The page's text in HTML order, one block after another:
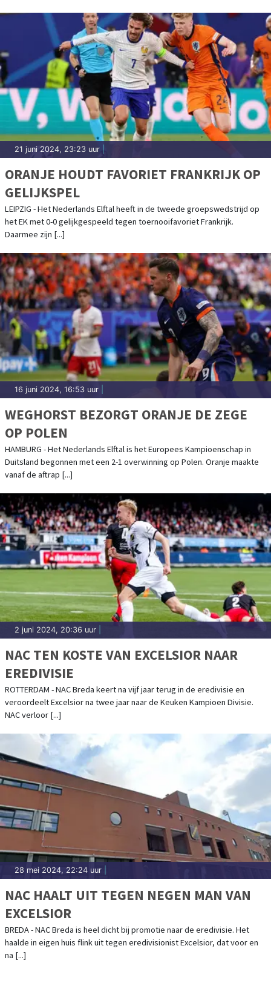
21 juni 2024, 23:23 uur
ORANJE HOUDT FAVORIET FRANKRIJK OP
GELIJKSPEL
LEIPZIG - Het Nederlands Elftal heeft in de tweede groepswedstrijd op
het EK met 0-0 gelijkgespeeld tegen toernooifavoriet Frankrijk.
Daarmee zijn [...]
16 juni 2024, 16:53 uur
WEGHORST BEZORGT ORANJE DE ZEGE
OP POLEN
HAMBURG - Het Nederlands Elftal is het Europees Kampioenschap in
Duitsland begonnen met een 2-1 overwinning op Polen. Oranje maakte
vanaf de aftrap [...]
2 juni 2024, 20:36 uur
NAC TEN KOSTE VAN EXCELSIOR NAAR
EREDIVISIE
ROTTERDAM - NAC Breda keert na vijf jaar terug in de eredivisie en
veroordeelt Excelsior na twee jaar naar de Keuken Kampioen Divisie.
NAC verloor [...]
28 mei 2024, 22:24 uur
NAC HAALT UIT TEGEN NEGEN MAN VAN
EXCELSIOR
BREDA - NAC Breda is heel dicht bij promotie naar de eredivisie. Het
haalde in eigen huis flink uit tegen eredivisionist Excelsior, dat voor en
na [...]